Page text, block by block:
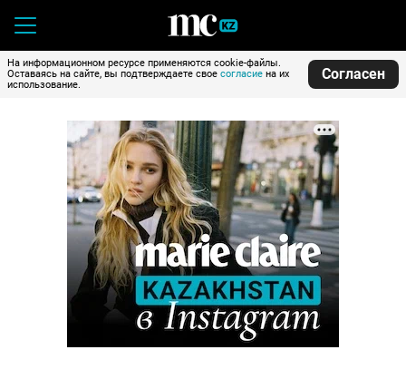
На информационном ресурсе применяются cookie-файлы.
Оставаясь на сайте, вы подтверждаете свое согласие на их
использование.
Согласен